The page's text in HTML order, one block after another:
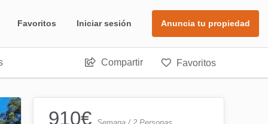
Favoritos Iniciar sesión Anuncia tu propiedad
Compartir Favoritos
910€